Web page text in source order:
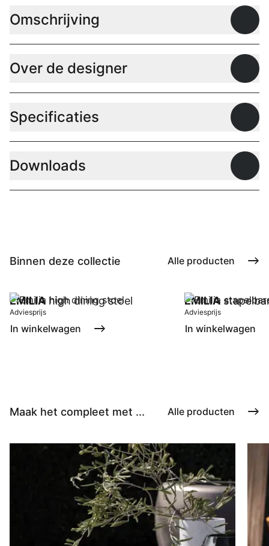
Omschrijving
Over de designer
Specificaties
Downloads
Binnen deze collectie Alle producten
EMILIA high dining stoel
Adviesprijs
In winkelwagen
EMILIA
Adviesprijs
In winkelwagen
Maak het compleet met ... Alle producten